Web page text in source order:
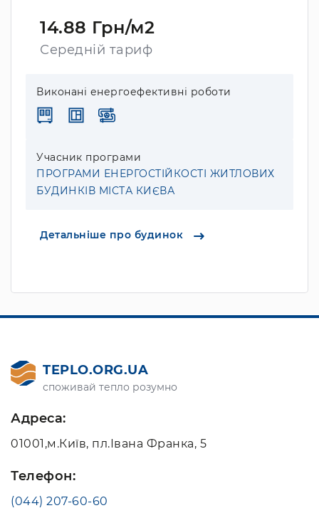
14.88 Грн/м2
Середній тариф
Виконані енергоефективні роботи
Учасник програми
ПРОГРАМИ ЕНЕРГОСТІЙКОСТІ ЖИТЛОВИХ
БУДИНКІВ МІСТА КИЄВА
Детальніше про будинок
TEPLO.ORG.UA
споживай тепло розумно
Адреса:
01001,м.Київ, пл.Івана Франка, 5
Телефон:
(044) 207-60-60